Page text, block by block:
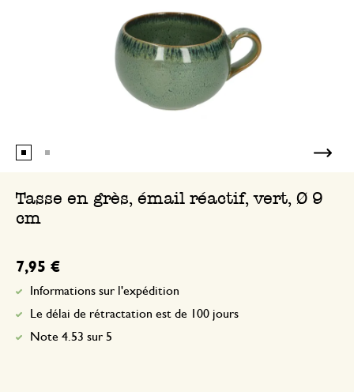
Tasse en grès, émail réactif, vert, Ø 9
cm
7,95 €
Informations sur l'expédition
Le délai de rétractation est de 100 jours
Note 4.53 sur 5
1